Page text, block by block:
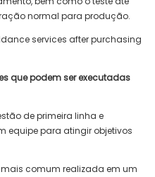
normal para produção.
que podem ser executadas
de primeira linha e
equipe para atingir objetivos
mais comum realizada em um